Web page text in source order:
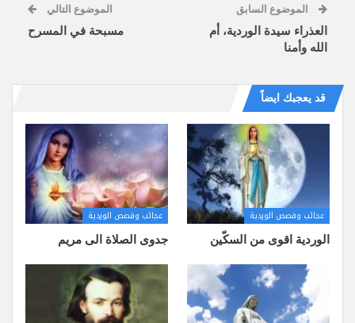
الموضوع السابق
العذراء سيدة الوردية، أم
الله وأمنا
الموضوع التالي
مسبحة في المسرح
قد يعجبك ايضاً
عجائب وقصص الوردية
الوردية اقوى من السكّين
عجائب وقصص الوردية
جدوى الصلاة الى مريم